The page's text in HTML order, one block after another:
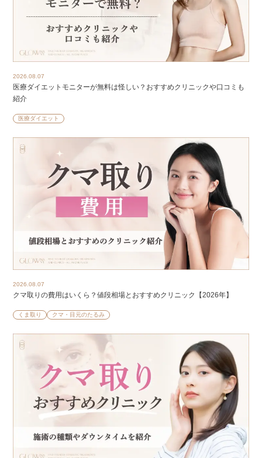
2026.08.07
医療ダイエットモニターが無料は怪しい？おすすめクリニックや口コミも
紹介
医療ダイエット
2026.08.07
クマ取りの費用はいくら？値段相場とおすすめクリニック【2026年】
くま取り クマ・目元のたるみ